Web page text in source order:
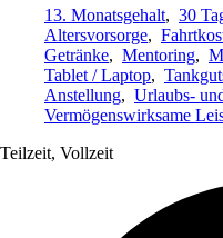
13. Monatsgehalt, 30
Altersvorsorge,
Getränke, Mentoring,
Tablet / Laptop,
Anstellung, Urlaubs-
Vermögenswirksame
Teilzeit, Vollzeit